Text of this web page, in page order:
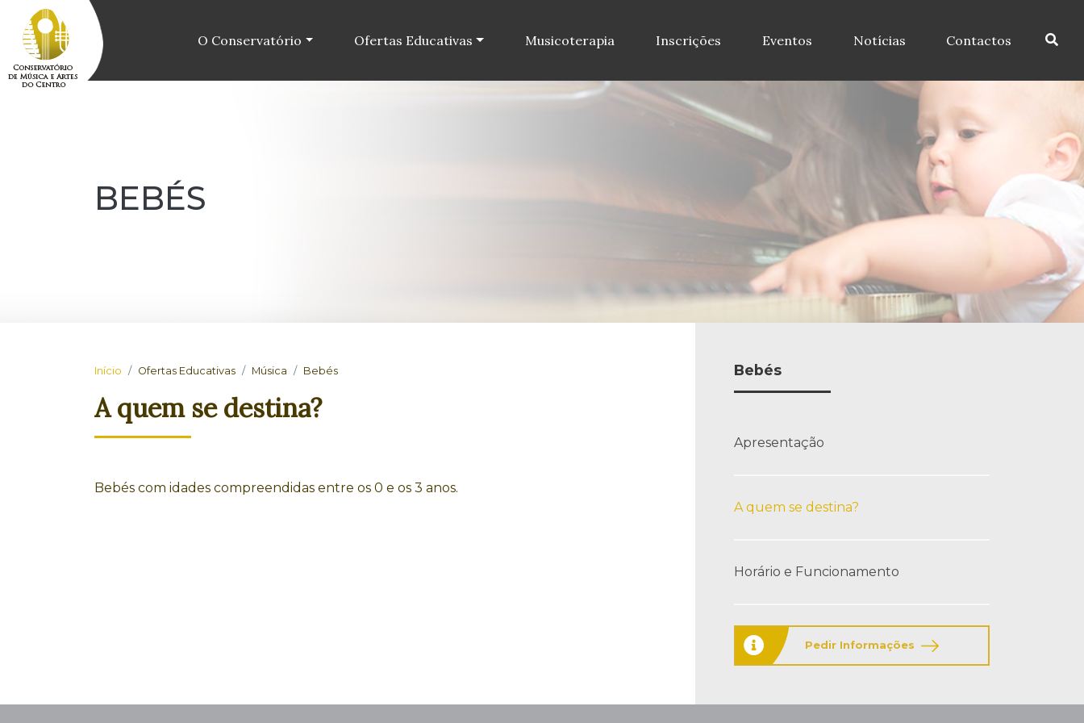
O Conservatório Ofertas Educativas Musicoterapia Inscrições Eventos Notícias Contactos
BEBÉS
Início Ofertas Educativas Música Bebés
A quem se destina?
Bebés com idades compreendidas entre os 0 e os 3 anos.
Bebés
Apresentação
A quem se destina?
Horário e Funcionamento
Pedir Informações